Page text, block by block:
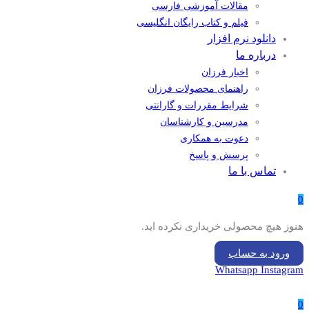
مقالات آموزشی فارسی
فیلم و کتاب رایگان انگلیسی
دانلود نرم افزار
درباره ما
اخبار فرزان
راهنمای محصولات فرزان
شرایط مقررات و گارانتی
مدرسین و کارشناسان
دعوت به همکاری
پرسش و پاسخ
تماس با ما
0
هنوز هیچ محصولی خریداری نکرده اید.
ورود به حساب
Whatsapp Instagram
0